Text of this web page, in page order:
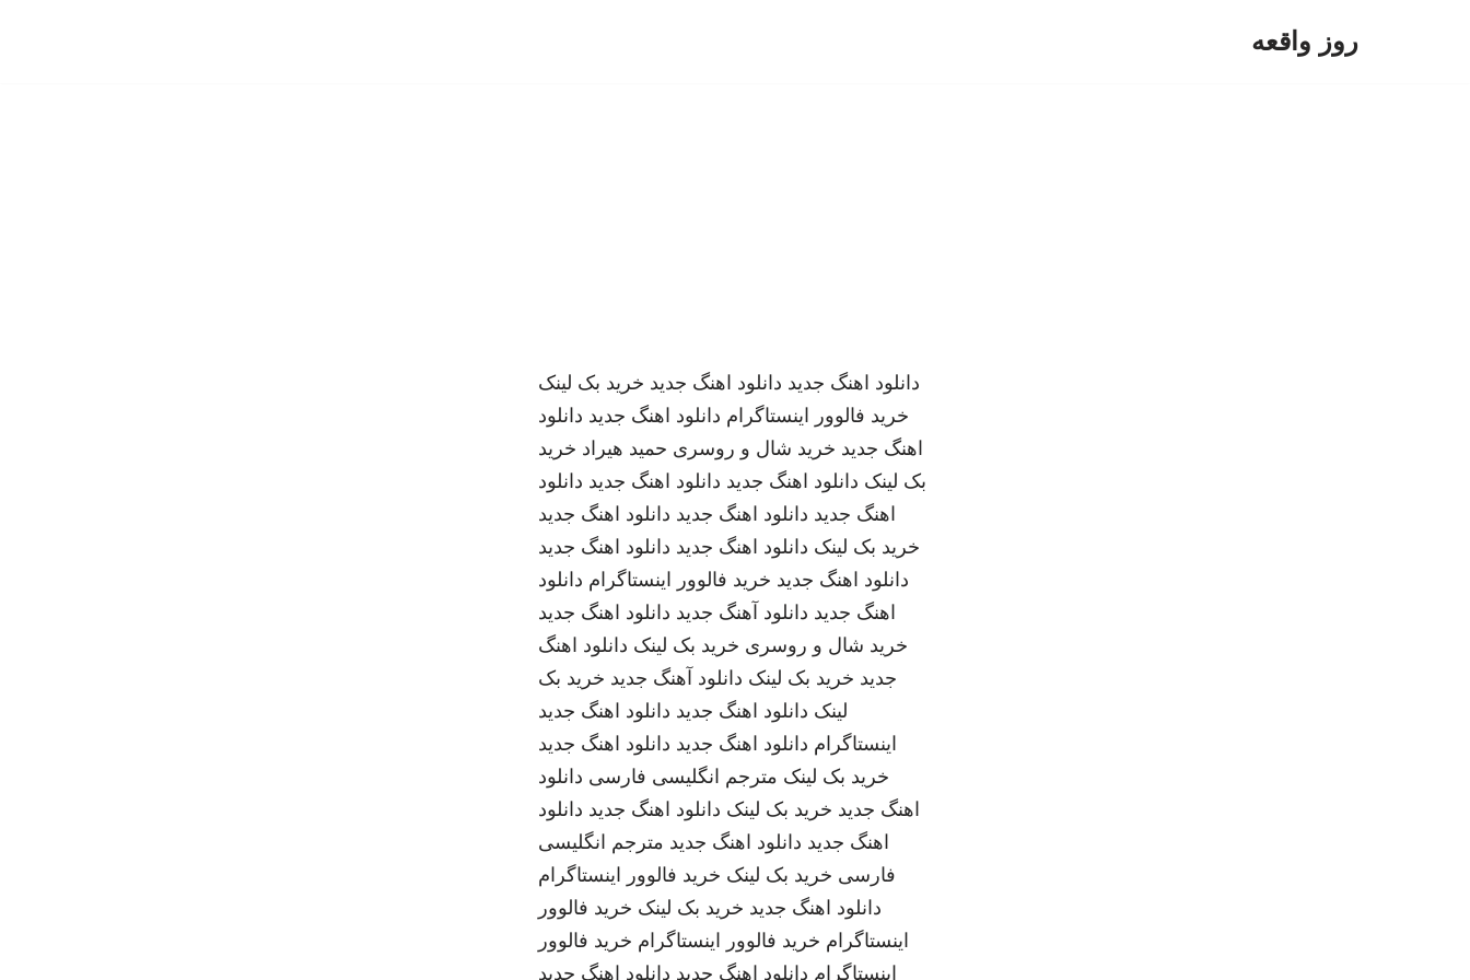
روز واقعه
دانلود اهنگ جدید دانلود اهنگ جدید خرید بک لینک
خرید فالوور اینستاگرام دانلود اهنگ جدید دانلود
اهنگ جدید خرید شال و روسری حمید هیراد خرید
بک لینک دانلود اهنگ جدید دانلود اهنگ جدید دانلود
اهنگ جدید دانلود اهنگ جدید دانلود اهنگ جدید
خرید بک لینک دانلود اهنگ جدید دانلود اهنگ جدید
دانلود اهنگ جدید خرید فالوور اینستاگرام دانلود
اهنگ جدید دانلود آهنگ جدید دانلود اهنگ جدید
خرید شال و روسری خرید بک لینک دانلود اهنگ
جدید خرید بک لینک دانلود آهنگ جدید خرید بک
لینک دانلود اهنگ جدید دانلود اهنگ جدید
اینستاگرام دانلود اهنگ جدید دانلود اهنگ جدید
خرید بک لینک مترجم انگلیسی فارسی دانلود
اهنگ جدید خرید بک لینک دانلود اهنگ جدید دانلود
اهنگ جدید دانلود اهنگ جدید مترجم انگلیسی
فارسی خرید بک لینک خرید فالوور اینستاگرام
دانلود اهنگ جدید خرید بک لینک خرید فالوور
اینستاگرام خرید فالوور اینستاگرام خرید فالوور
اینستاگرام دانلود اهنگ جدید دانلود اهنگ جدید